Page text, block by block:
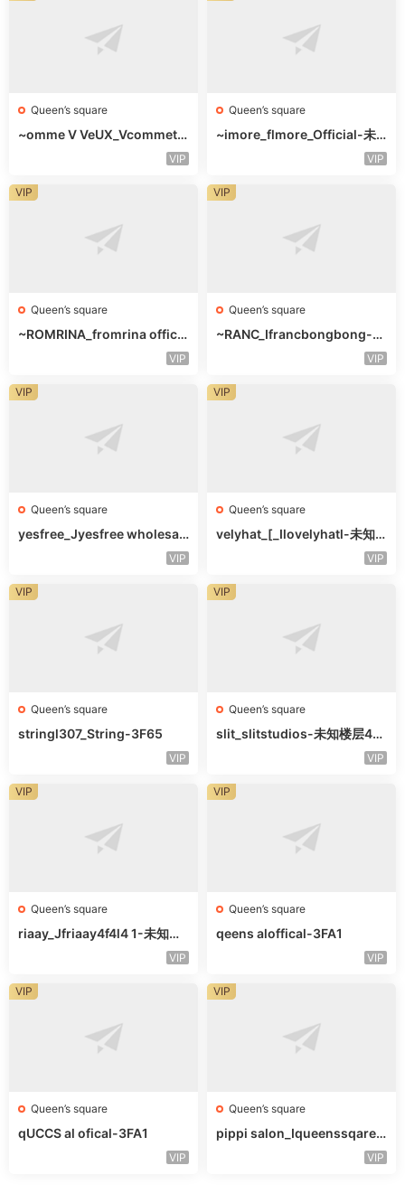
Queen’s square
~omme V VeUX_Vcommetu
VIP
Queen’s square
~imore_flmore_Official-未
VIP
Queen’s square
~ROMRINA_fromrina officia
VIP
VIP
Queen’s square
~RANC_Ifrancbongbong-未
VIP
VIP
Queen’s square
yesfree_Jyesfree wholesal
VIP
VIP
Queen’s square
velyhat_[_Ilovelyhatl-未知
VIP
VIP
Queen’s square
stringl307_String-3F65
VIP
VIP
Queen’s square
slit_slitstudios-未知楼层415
VIP
VIP
Queen’s square
riaay_Jfriaay4f4l4 1-未知楼
VIP
VIP
Queen’s square
qeens aloffical-3FA1
VIP
VIP
Queen’s square
qUCCS al ofical-3FA1
VIP
VIP
Queen’s square
pippi salon_Iqueenssqareo
VIP
VIP